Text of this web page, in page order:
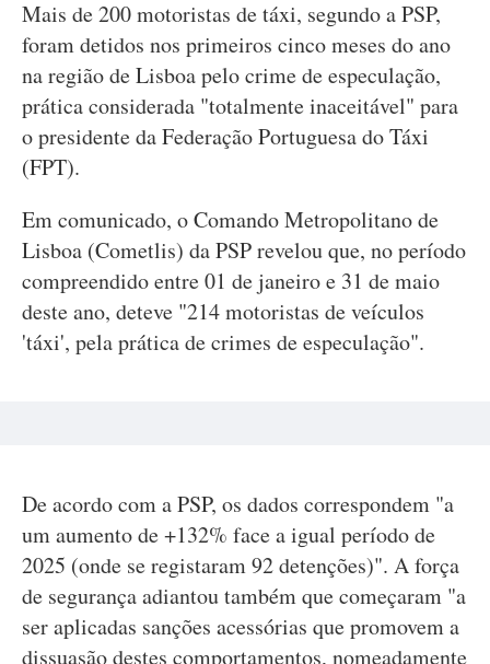
Mais de 200 motoristas de táxi, segundo a PSP,
foram detidos nos primeiros cinco meses do ano
na região de Lisboa pelo crime de especulação,
prática considerada "totalmente inaceitável" para
o presidente da Federação Portuguesa do Táxi
(FPT).
Em comunicado, o Comando Metropolitano de
Lisboa (Cometlis) da PSP revelou que, no período
compreendido entre 01 de janeiro e 31 de maio
deste ano, deteve "214 motoristas de veículos
'táxi', pela prática de crimes de especulação".
De acordo com a PSP, os dados correspondem "a
um aumento de +132% face a igual período de
2025 (onde se registaram 92 detenções)". A força
de segurança adiantou também que começaram "a
ser aplicadas sanções acessórias que promovem a
dissuasão destes comportamentos, nomeadamente